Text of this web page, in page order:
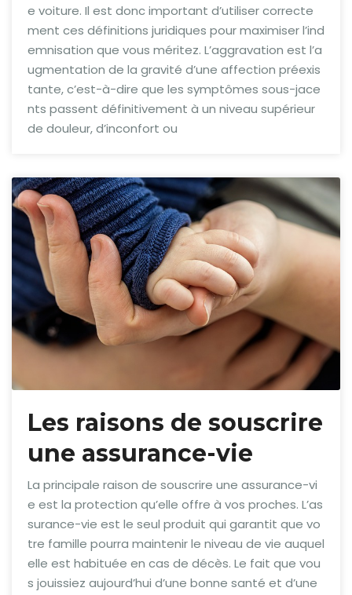
e voiture. Il est donc important d’utiliser correcte
ment ces définitions juridiques pour maximiser l’ind
emnisation que vous méritez. L’aggravation est l’a
ugmentation de la gravité d’une affection préexis
tante, c’est-à-dire que les symptômes sous-jace
nts passent définitivement à un niveau supérieur
de douleur, d’inconfort ou
Les raisons de souscrire
une assurance-vie
La principale raison de souscrire une assurance-vi
e est la protection qu’elle offre à vos proches. L’as
surance-vie est le seul produit qui garantit que vo
tre famille pourra maintenir le niveau de vie auquel
elle est habituée en cas de décès. Le fait que vou
s jouissiez aujourd’hui d’une bonne santé et d’une